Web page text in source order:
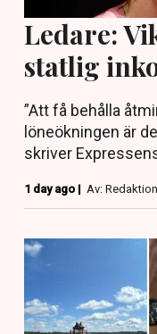
Ledare:
statlig
”Att få behålla
löneökningen är
skriver
1 day ago | Av: